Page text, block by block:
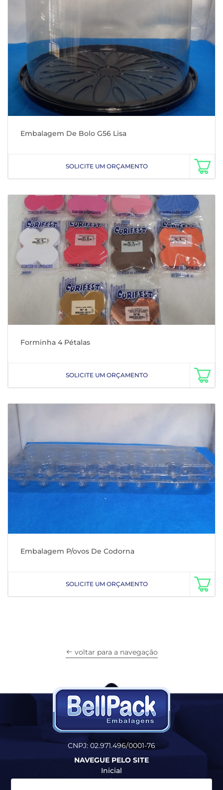
Embalagem De Bolo G56 Lisa
SOLICITE UM ORÇAMENTO
Forminha 4 Pétalas
SOLICITE UM ORÇAMENTO
Embalagem P/ovos De Codorna
SOLICITE UM ORÇAMENTO
voltar para a navegação
CNPJ: 02.971.496/0001-76
NAVEGUE PELO SITE
Inicial
Produtos